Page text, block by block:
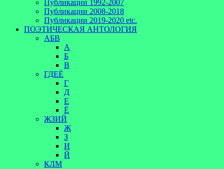
Публикации 1992-2007
Публикации 2008-2018
Публикации 2019-2020 etc.
ПОЭТИЧЕСКАЯ АНТОЛОГИЯ
АБВ
А
Б
В
ГДЕЁ
Г
Д
Е
Ё
ЖЗИЙ
Ж
З
И
Й
КЛМ